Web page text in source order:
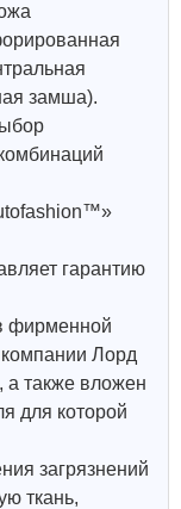
замша).
гарантию
фирменной
Лорд
а также вложен
для которой
загрязнений
ткань,